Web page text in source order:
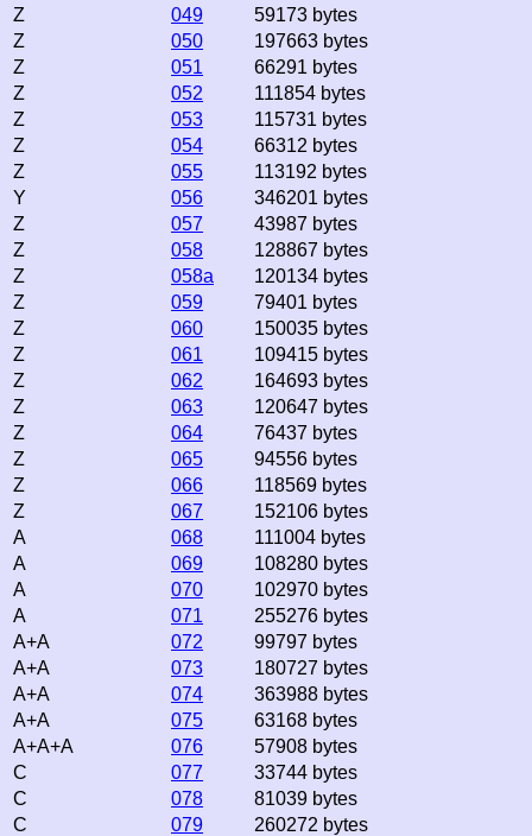
Z
049
59173 bytes
Z
050
197663 bytes
Z
051
66291 bytes
Z
052
111854 bytes
Z
053
115731 bytes
Z
054
66312 bytes
Z
055
113192 bytes
Y
056
346201 bytes
Z
057
43987 bytes
Z
058
128867 bytes
Z
058a
120134 bytes
Z
059
79401 bytes
Z
060
150035 bytes
Z
061
109415 bytes
Z
062
164693 bytes
Z
063
120647 bytes
Z
064
76437 bytes
Z
065
94556 bytes
Z
066
118569 bytes
Z
067
152106 bytes
A
068
111004 bytes
A
069
108280 bytes
A
070
102970 bytes
A
071
255276 bytes
A+A
072
99797 bytes
A+A
073
180727 bytes
A+A
074
363988 bytes
A+A
075
63168 bytes
A+A+A
076
57908 bytes
C
077
33744 bytes
C
078
81039 bytes
C
079
260272 bytes